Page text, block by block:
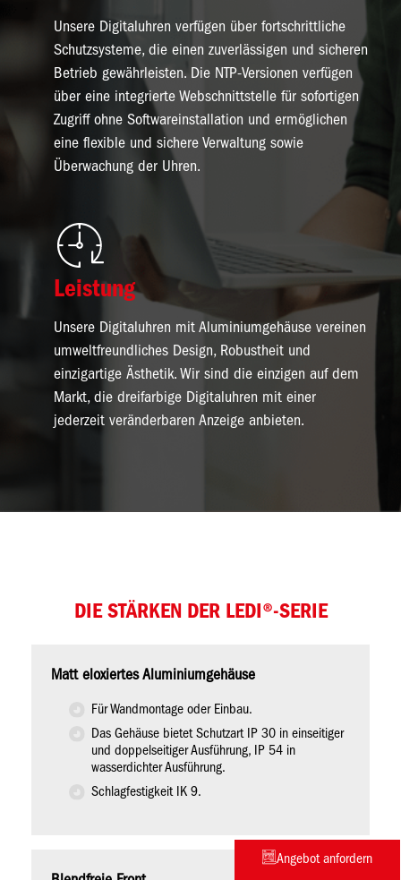
Unsere Digitaluhren verfügen über fortschrittliche
Schutzsysteme, die einen zuverlässigen und sicheren
Betrieb gewährleisten. Die NTP-Versionen verfügen
über eine integrierte Webschnittstelle für sofortigen
Zugriff ohne Softwareinstallation und ermöglichen
eine flexible und sichere Verwaltung sowie
Überwachung der Uhren.
Bild
Leistung
Unsere Digitaluhren mit Aluminiumgehäuse vereinen
umweltfreundliches Design, Robustheit und
einzigartige Ästhetik. Wir sind die einzigen auf dem
Markt, die dreifarbige Digitaluhren mit einer
jederzeit veränderbaren Anzeige anbieten.
DIE STÄRKEN DER LEDI®-SERIE
Matt eloxiertes Aluminiumgehäuse
Für Wandmontage oder Einbau.
Das Gehäuse bietet Schutzart IP 30 in einseitiger
und doppelseitiger Ausführung, IP 54 in
wasserdichter Ausführung.
Schlagfestigkeit IK 9.
Angebot anfordern